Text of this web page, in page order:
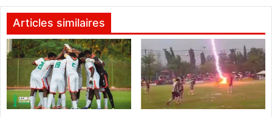
e
t
É
:
n
o
a
s
o
Articles similaires